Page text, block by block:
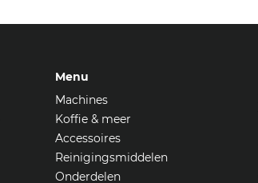
Menu
Machines
Koffie & meer
Accessoires
Reinigingsmiddelen
Onderdelen